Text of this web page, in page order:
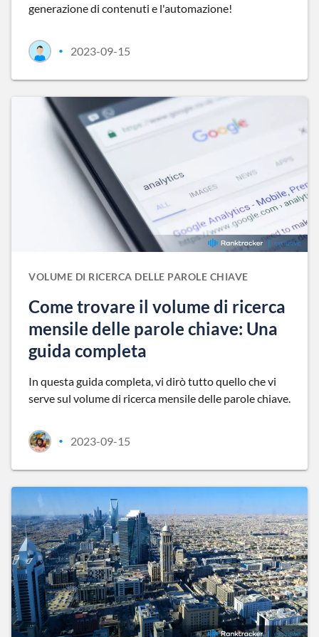
generazione di contenuti e l'automazione!
• 2023-09-15
VOLUME DI RICERCA DELLE PAROLE CHIAVE
Come trovare il volume di ricerca
mensile delle parole chiave: Una
guida completa
In questa guida completa, vi dirò tutto quello che vi
serve sul volume di ricerca mensile delle parole chiave.
• 2023-09-15